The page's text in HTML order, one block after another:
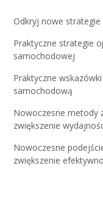
Odkryj nowe
Praktyczne strategie
samochodowej
Praktyczne
samochodową
Nowoczesne metody
zwiększenie
Nowoczesne
zwiększenie